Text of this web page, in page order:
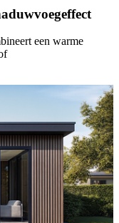
een warme